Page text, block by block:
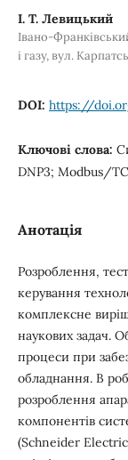
І. Т. Левицький
Івано-
і газу, вул.
DOI: https://
Ключові слова:
DNP3; Modbus/
Анотація
Розроблення,
керування
комплексне
наукових задач.
процеси при
обладнання. В
розроблення
компонентів
(Schneider